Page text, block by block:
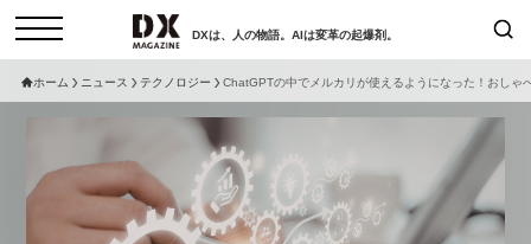
DXは、人の物語。AIは変革の起爆剤。
セミナー
日本オムニチャネル協会
検索
ホーム ニュース テクノロジー ChatGPTの中でメルカリが使えるようになった！おしゃ